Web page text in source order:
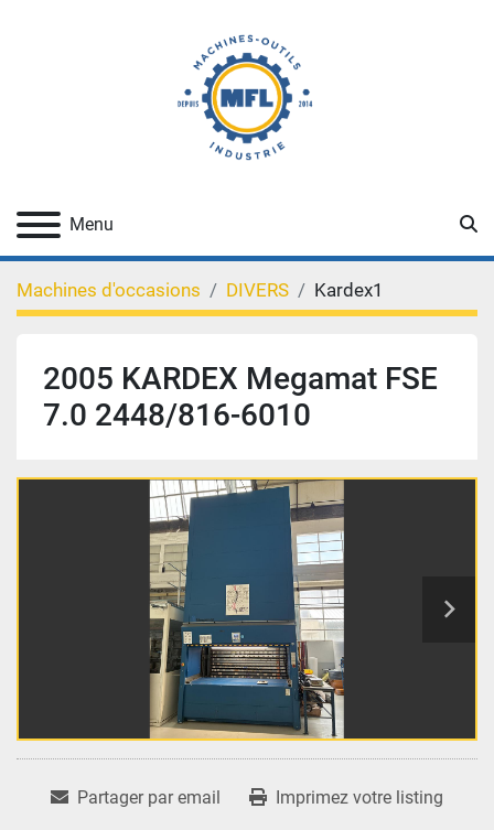
Menu
Machines d'occasions DIVERS Kardex1
2005 KARDEX Megamat FSE
7.0 2448/816-6010
Partager par email Imprimez votre listing